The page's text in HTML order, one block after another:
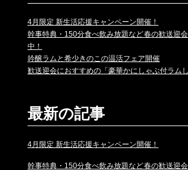
4月限定 新生活応援キャンペーン開催！
幹事特典・150分食べ飲み放題など春の歓送迎
中！
吟醸ラムと希少きのこの温活フェア開催
歓送迎会におすすめの「豪華かにしゃぶ付ラム
最新の記事
4月限定 新生活応援キャンペーン開催！
幹事特典・150分食べ飲み放題など春の歓送迎